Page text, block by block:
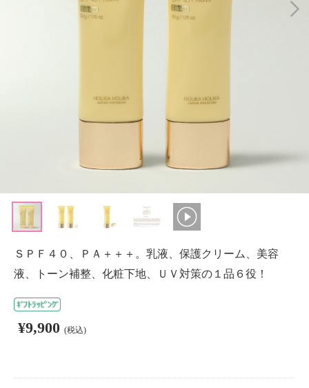
ＳＰＦ４０、ＰＡ＋＋＋。乳液、保護クリーム、美容
液、トーン補整、化粧下地、ＵＶ対策の１品６役！
¥9,900 (税込)